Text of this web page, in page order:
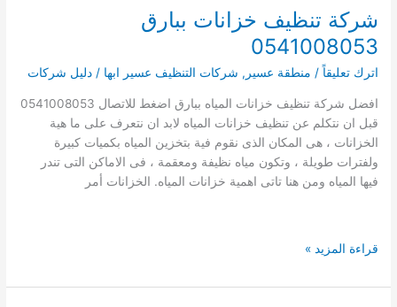
ببلقرن
0541008053
شركة تنظيف خزانات ببارق
0541008053
اترك تعليقاً / منطقة عسير , شركات التنظيف عسير ابها /دليل شركات
افضل شركة تنظيف خزانات المياه ببارق اضغط للاتصال 0541008053
قبل ان نتكلم عن تنظيف خزانات المياه لابد ان نتعرف على ما هية
الخزانات ، هى المكان الذى نقوم فية بتخزين المياه بكميات كبيرة
ولفترات طويلة ، وتكون مياه نظيفة ومعقمة ، فى الاماكن التى تندر
فيها المياه ومن هنا تاتى اهمية خزانات المياه. الخزانات أمر
شركة
خزانات
قراءة المزيد »